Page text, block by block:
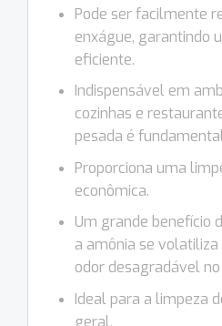
Pode ser facilmente
enxágue, garantindo
eficiente.
Indispensável em
cozinhas e
pesada é
Proporciona uma
econômica.
Um grande benefício
a amônia se volatiliza
odor desagradável
Ideal para a limpeza
geral.